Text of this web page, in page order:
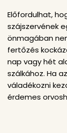
Előfordulhat,
szájszervének
önmagában
fertőzés
nap vagy hét
szálkához. Ha
váladékozni
érdemes